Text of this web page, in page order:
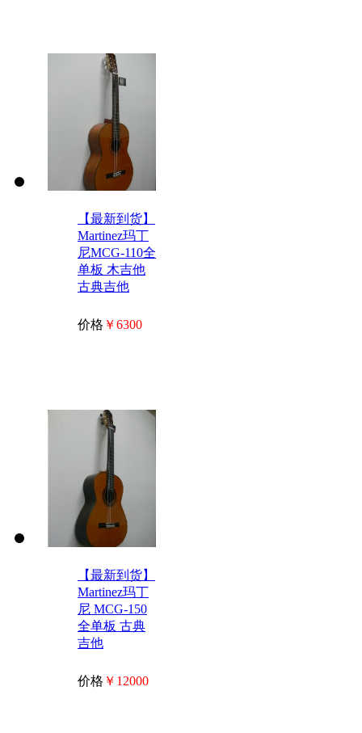
【最新到货】
Martinez玛丁
尼MCG-110全
单板 木吉他
古典吉他
价格 ￥6300
【最新到货】
Martinez玛丁
尼 MCG-150
全单板 古典
吉他
价格 ￥12000